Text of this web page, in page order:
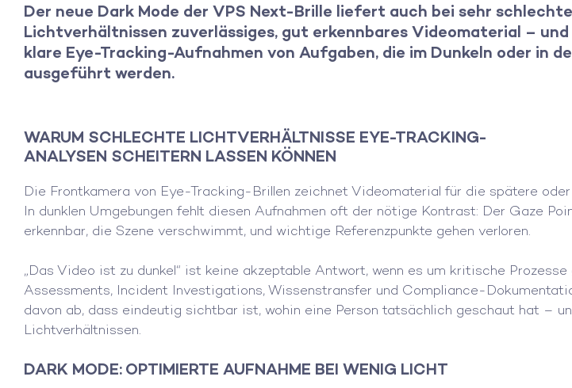
Der neue Dark Mode der VPS Next-Brille liefert auch bei sehr
Lichtverhältnissen zuverlässiges, gut erkennbares Videomaterial –
klare Eye-Tracking-Aufnahmen von Aufgaben, die im Dunkeln oder in
ausgeführt werden.
WARUM SCHLECHTE LICHTVERHÄLTNISSE EYE-TRACKING-
ANALYSEN SCHEITERN LASSEN KÖNNEN
Die Frontkamera von Eye-Tracking-Brillen zeichnet Videomaterial für die spätere
In dunklen Umgebungen fehlt diesen Aufnahmen oft der nötige Kontrast: Der Gaze
erkennbar, die Szene verschwimmt, und wichtige Referenzpunkte gehen verloren.
„Das Video ist zu dunkel“ ist keine akzeptable Antwort, wenn es um kritische Prozesse
Assessments, Incident Investigations, Wissenstransfer und Compliance-
davon ab, dass eindeutig sichtbar ist, wohin eine Person tatsächlich geschaut hat –
Lichtverhältnissen.
DARK MODE: OPTIMIERTE AUFNAHME BEI WENIG LICHT